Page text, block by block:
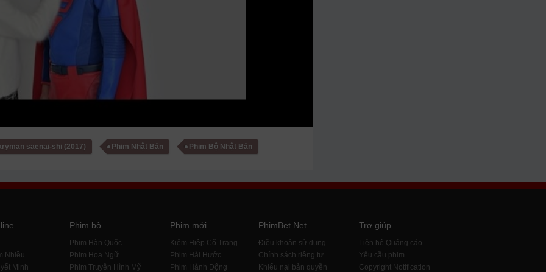
saenai-shi (2017) Phim Nhật Bản Phim Bộ Nhật Bản
Nhiều
Minh
Phim bộ
Phim Hàn Quốc
Phim Hoa Ngữ
Phim Truyền Hình Mỹ
Phim mới
Kiếm Hiệp Cổ Trang
Phim Hài Hước
Phim Hành Động
PhimBet.Net
Điều khoản sử dụng
Chính sách riêng tư
Khiếu nại bản quyền
Trợ giúp
Liên hệ Quảng cáo
Yêu cầu phim
Copyright Notification